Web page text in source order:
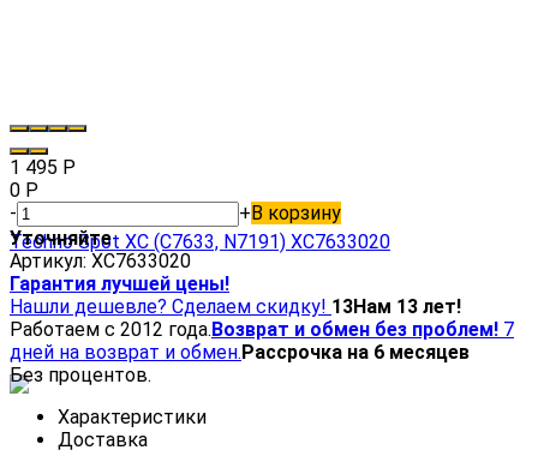
1 495 Р
0 Р
-
+В корзину
Уточняйте
Артикул: XC7633020
Гарантия лучшей цены!
Нашли дешевле? Сделаем скидку! 13Нам 13 лет!
Работаем с 2012 года.Возврат и обмен без проблем! 7
дней на возврат и обмен.Рассрочка на 6 месяцев
Без процентов.
Характеристики
Доставка